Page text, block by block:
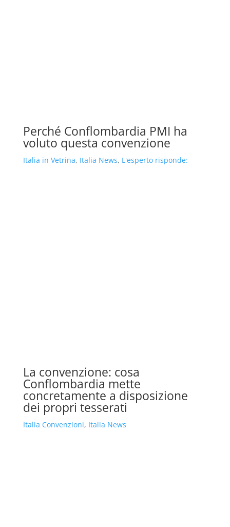
Perché Conflombardia PMI ha
voluto questa convenzione
Italia in Vetrina, Italia News, L'esperto risponde:
La convenzione: cosa
Conflombardia mette
concretamente a disposizione
dei propri tesserati
Italia Convenzioni, Italia News